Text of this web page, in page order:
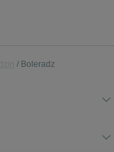
Boleradz